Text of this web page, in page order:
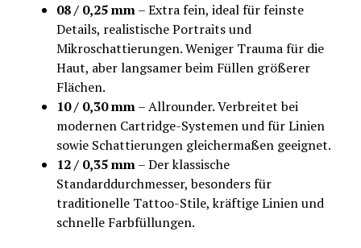
08 / 0,25 mm– Extra fein, ideal für feinste
Details, realistische Portraits und
Mikroschattierungen. Weniger Trauma für die
Haut, aber langsamer beim Füllen größerer
Flächen.
10 / 0,30 mm– Allrounder. Verbreitet bei
modernen Cartridge-Systemen und für Linien
sowie Schattierungen gleichermaßen geeignet.
12 / 0,35 mm– Der klassische
Standarddurchmesser, besonders für
traditionelle Tattoo-Stile, kräftige Linien und
schnelle Farbfüllungen.